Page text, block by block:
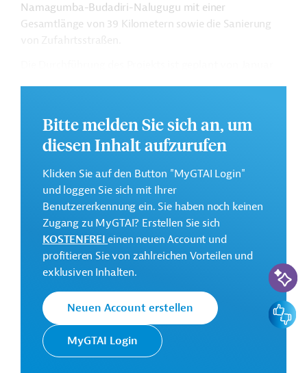
Namagumba-Budadiri-Nalugugu mit einer
Gesamtlänge von 39 Kilometern sowie die Sanierung
finden Sie auf derWebseite der AfDB
und im
Originaldokument, das zum Download bereitsteht.
77,74 Millionen US-Dollar
Geberbeitrag:
71 Millionen US-Dollar (BAD, Darlehen)
Kontaktadressen
Afrikanische
Entwicklungsbank
Die AfDB setzt sich für die
Bekämpfung von Armut und
Ungleichheit sowie die Förderung
Bitte melden Sie sich an, um
diesen Inhalt aufzurufen
Klicken Sie auf den Button "MyGTAI Login"
und loggen Sie sich mit Ihrer
Benutzererkennung ein. Sie haben noch keinen
Zugang zu MyGTAI? Erstellen Sie sich
KOSTENFREIeinen neuen Account und
profitieren Sie von zahlreichen Vorteilen und
exklusiven Inhalten.
Neuen Account erstellen
MyGTAI Login
KI-